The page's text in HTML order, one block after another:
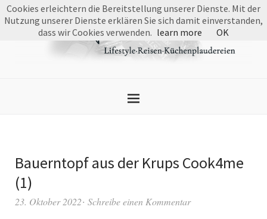
Bauerntopf aus der Krups Cook4me
(1)
23. Oktober 2022 Schreibe einen Kommentar
Cookies erleichtern die Bereitstellung unserer Dienste. Mit der
Nutzung unserer Dienste erklären Sie sich damit einverstanden,
dass wir Cookies verwenden. learn more OK